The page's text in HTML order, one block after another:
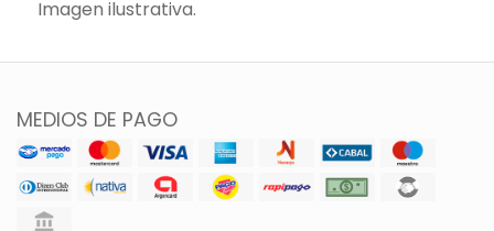
Imagen ilustrativa.
MEDIOS DE PAGO